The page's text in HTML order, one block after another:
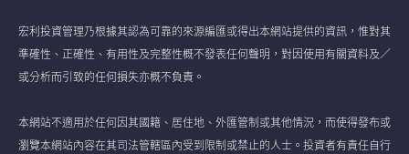
宏利投資管理乃根據其認為可靠的來源編匯或得出本網站提供的資訊，惟對其
準確性、正確性、有用性及完整性概不發表任何聲明，對因使用有關資料及／
或分析而引致的任何損失亦概不負責。
本網站不適用於任何因其國籍、居住地、外匯管制或其他情況，而使得發布或
瀏覽本網站內容在其司法管轄區內受到限制或禁止的人士。投資者有責任自行